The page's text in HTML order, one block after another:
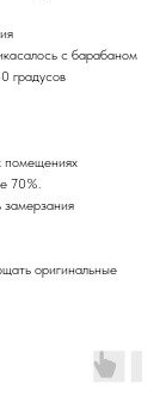
с барабаном
градусов
помещениях
70%.
оригинальные